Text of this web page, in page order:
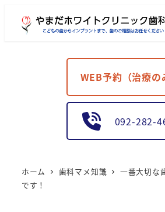
WEB予約（治療の
092-282-
ホーム 歯科マメ知識
一番大切な
です！